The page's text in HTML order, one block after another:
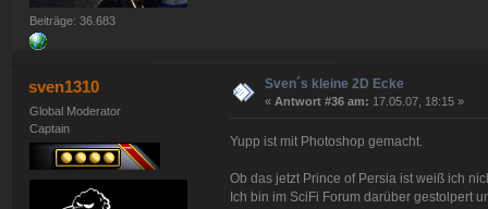
Beiträge: 36.683
sven1310
Global Moderator
Captain
Sven´s kleine 2D Ecke
« Antwort #36 am: 17.05.07, 18:15 »
Yupp ist mit Photoshop gemacht.
Ob das jetzt Prince of Persia ist weiß ich
Ich bin im SciFi Forum darüber gestolpert